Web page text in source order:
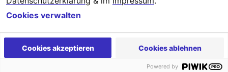
Cookies akzeptieren Cookies ablehnen
Cookies verwalten
Powered by